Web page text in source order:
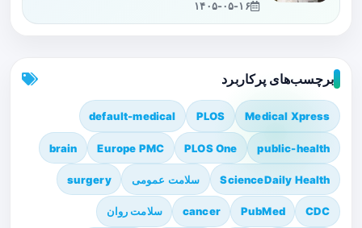
۱۴۰۵-۰۵-۱۶
برچسب‌های پرکاربرد
Medical Xpress
PLOS
default-medical
public-health
PLOS One
Europe PMC
brain
ScienceDaily Health سلامت عمومی surgery
CDC
PubMed
cancer سلامت روان